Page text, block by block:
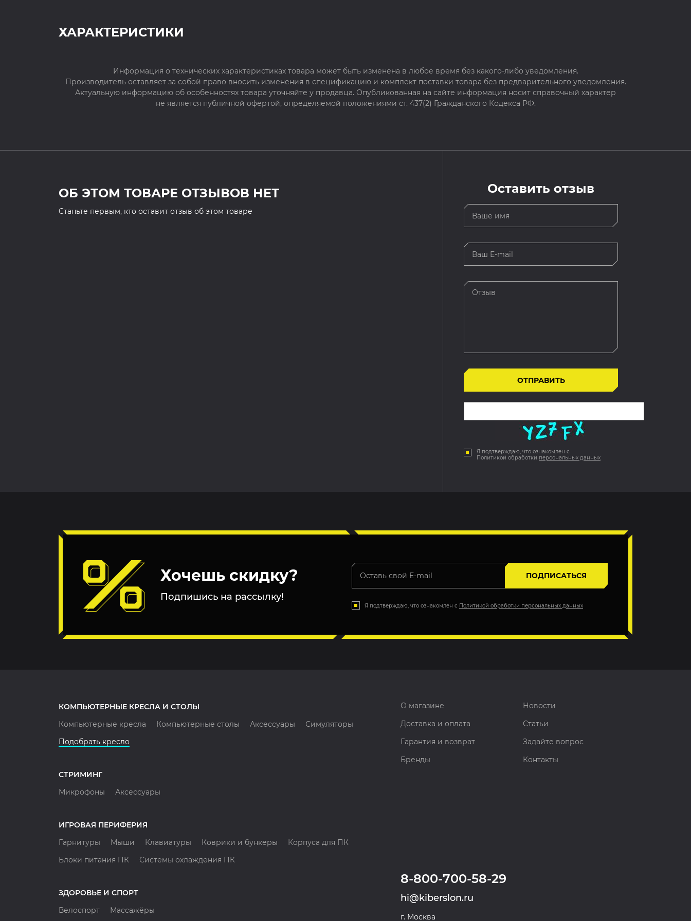
ХАРАКТЕРИСТИКИ
Информация о технических характеристиках товара может быть изменена в любое время без какого-либо уведомления.
Производитель оставляет за собой право вносить изменения в спецификацию и комплект поставки товара без предварительного уведомления.
Актуальную информацию об особенностях товара уточняйте у продавца. Опубликованная на сайте информация носит справочный характер
не является публичной офертой, определяемой положениями ст. 437(2) Гражданского Кодекса РФ.
ОБ ЭТОМ ТОВАРЕ ОТЗЫВОВ НЕТ
Cтаньте первым, кто оставит отзыв об этом товаре
Оставить отзыв
Я подтверждаю, что ознакомлен с
Политикой обработки персональных данных
Хочешь скидку?
Подпишись на рассылку!
ПОДПИСАТЬСЯ
Я подтверждаю, что ознакомлен с Политикой обработки персональных данных
КОМПЬЮТЕРНЫЕ КРЕСЛА И СТОЛЫ
Компьютерные кресла
Компьютерные столы Аксессуары
Симуляторы
Подобрать кресло
СТРИМИНГ
Микрофоны
Аксессуары
ИГРОВАЯ ПЕРИФЕРИЯ
Гарнитуры
Мыши Клавиатуры Коврики и бункеры
Корпуса для ПК
Блоки питания ПК
Системы охлаждения ПК
ЗДОРОВЬЕ И СПОРТ
Велоспорт
Массажёры
О магазине
Новости
Доставка и оплата
Статьи
Гарантия и возврат
Задайте вопрос
Бренды
Контакты
8-800-700-58-29
hi@kiberslon.ru
г. Москва